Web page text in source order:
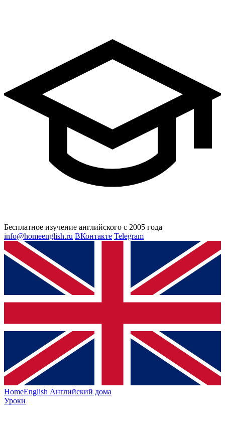
Бесплатное изучение английского с 2005 года
info@homeenglish.ru ВКонтакте Telegram
HomeEnglish Английский дома
Уроки